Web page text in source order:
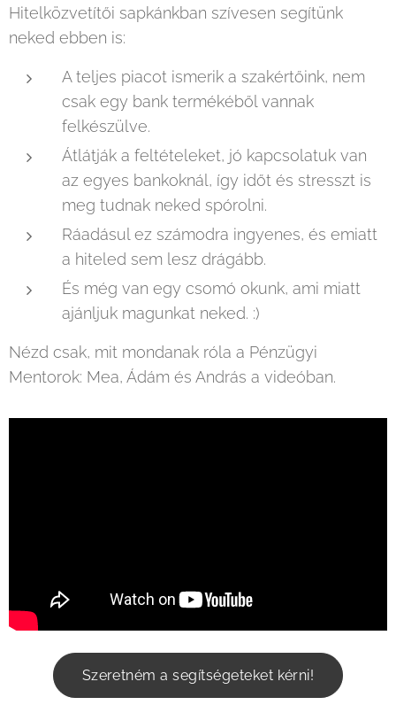
Hitelközvetítői sapkánkban szívesen segítünk
neked ebben is:
A teljes piacot ismerik a szakértőink, nem
csak egy bank termékéből vannak
felkészülve.
Átlátják a feltételeket, jó kapcsolatuk van
az egyes bankoknál, így időt és stresszt is
meg tudnak neked spórolni.
Ráadásul ez számodra ingyenes, és emiatt
a hiteled sem lesz drágább.
És még van egy csomó okunk, ami miatt
ajánljuk magunkat neked. :)
Nézd csak, mit mondanak róla a Pénzügyi
Mentorok: Mea, Ádám és András a videóban.
Szeretném a segítségeteket kérni!